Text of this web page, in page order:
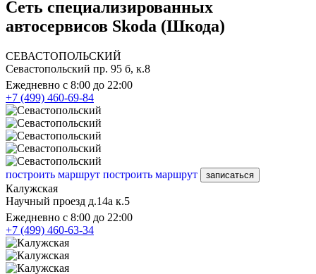
Сеть специализированных
автосервисов Skoda (Шкода)
СЕВАСТОПОЛЬСКИЙ
Севастопольский пр. 95 б, к.8
Ежедневно с 8:00 до 22:00
+7 (499) 460-69-84
построить маршрут построить маршрут записаться
Калужская
Научный проезд д.14а к.5
Ежедневно с 8:00 до 22:00
+7 (499) 460-63-34